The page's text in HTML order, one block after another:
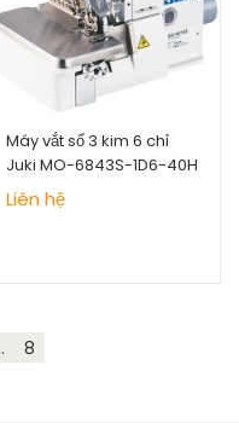
Máy vắt sổ 3 kim 6 chỉ
Juki MO-6843S-1D6-40H
Liên hệ
8